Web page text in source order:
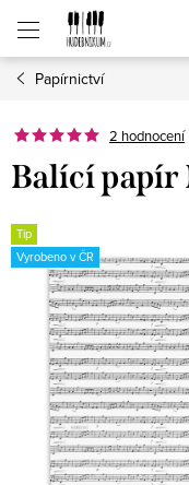
obsah
Papírnictví
2 hodnocení
Balící papír
Tip
Vyrobeno v ČR